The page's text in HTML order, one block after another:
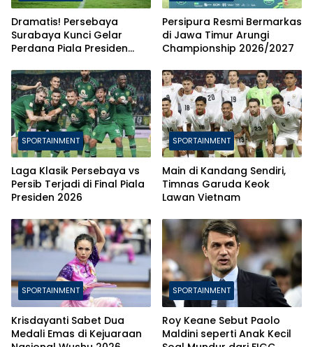
Dramatis! Persebaya
Surabaya Kunci Gelar
Perdana Piala Presiden
via Adu Penalti
Persipura Resmi Bermarkas
di Jawa Timur Arungi
Championship 2026/2027
SPORTAINMENT
Laga Klasik Persebaya vs
Persib Terjadi di Final Piala
Presiden 2026
SPORTAINMENT
Main di Kandang Sendiri,
Timnas Garuda Keok
Lawan Vietnam
SPORTAINMENT
Krisdayanti Sabet Dua
Medali Emas di Kejuaraan
SPORTAINMENT
Roy Keane Sebut Paolo
Maldini seperti Anak Kecil